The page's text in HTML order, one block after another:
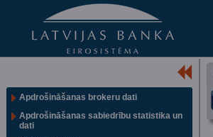
Apdrošināšanas brokeru dati
Apdrošināšanas sabiedrību statistika un
dati